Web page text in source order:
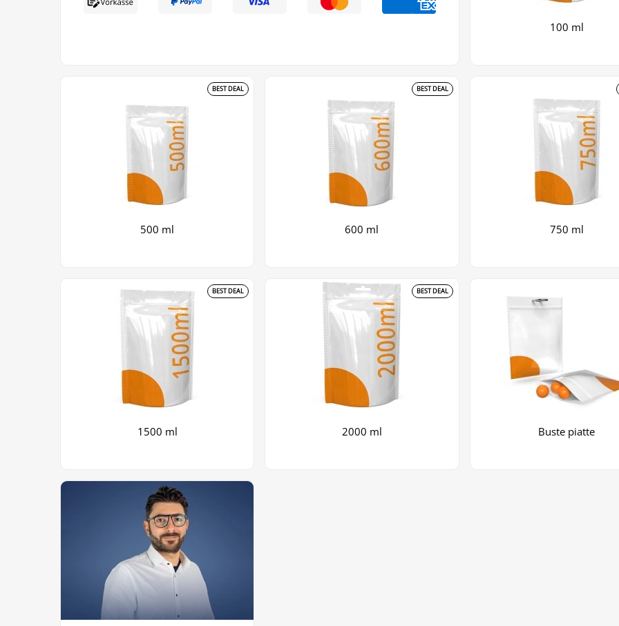
100 ml
500 ml
BEST DEAL
600 ml
BEST DEAL
750 ml
1500 ml
BEST DEAL
2000 ml
BEST DEAL
Buste piatte